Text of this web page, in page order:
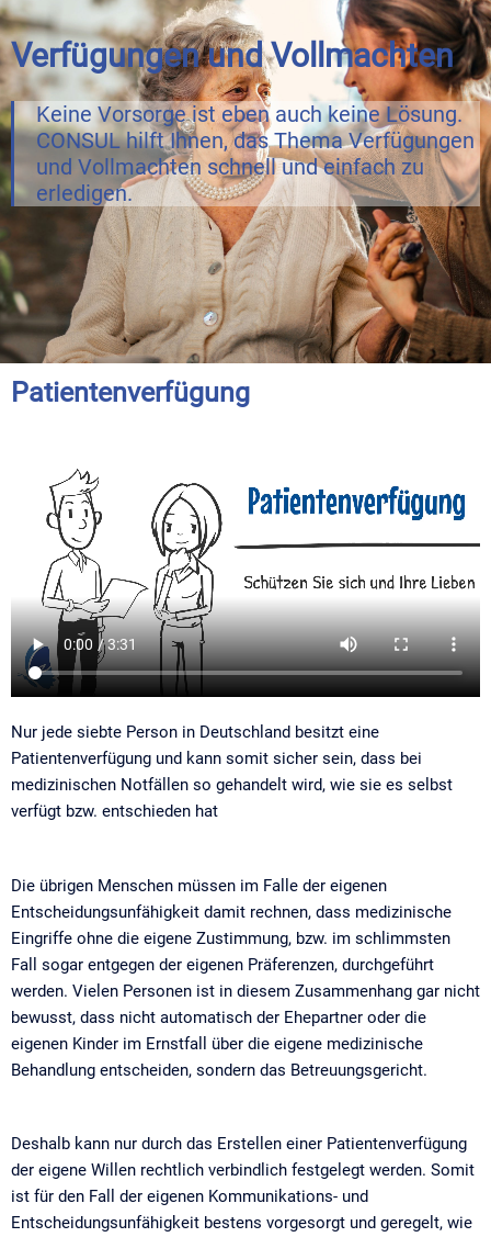
Verfügungen und Vollmachten
Keine Vorsorge ist eben auch keine Lösung.
CONSUL hilft Ihnen, das Thema Verfügungen
und Vollmachten schnell und einfach zu
erledigen.
Patientenverfügung
Nur jede siebte Person in Deutschland besitzt eine
Patientenverfügung und kann somit sicher sein, dass bei
medizinischen Notfällen so gehandelt wird, wie sie es selbst
verfügt bzw. entschieden hat
Die übrigen Menschen müssen im Falle der eigenen
Entscheidungsunfähigkeit damit rechnen, dass medizinische
Eingriffe ohne die eigene Zustimmung, bzw. im schlimmsten
Fall sogar entgegen der eigenen Präferenzen, durchgeführt
werden. Vielen Personen ist in diesem Zusammenhang gar nicht
bewusst, dass nicht automatisch der Ehepartner oder die
eigenen Kinder im Ernstfall über die eigene medizinische
Behandlung entscheiden, sondern das Betreuungsgericht.
Deshalb kann nur durch das Erstellen einer Patientenverfügung
der eigene Willen rechtlich verbindlich festgelegt werden. Somit
ist für den Fall der eigenen Kommunikations- und
Entscheidungsunfähigkeit bestens vorgesorgt und geregelt, wie